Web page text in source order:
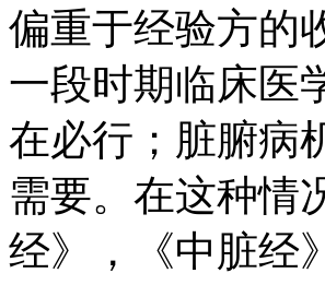
偏重于经验方的
一段时期临床医
在必行；脏腑病
需要。在这种情
经》，《中脏经